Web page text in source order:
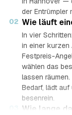
Veolia
der Entrümpler
02 Wie läuft
In vier
in einer kurzen
Festpreis-
wählen das
lassen
Bedarf, lädt
besenrein.
Wie lange